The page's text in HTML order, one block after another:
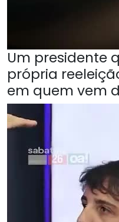
Um presidente
própria
em quem vem